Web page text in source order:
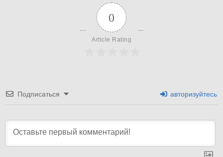
0
Article Rating
Подписаться авторизуйтесь